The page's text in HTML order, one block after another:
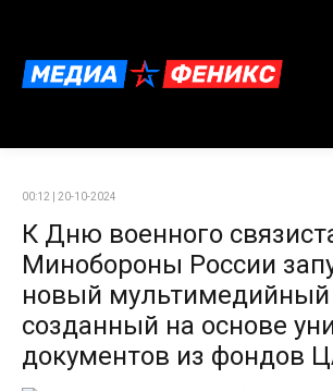
00:12 | 20-10-2024
К Дню военного
Минобороны России
новый мультимедийный
созданный на основе
документов из фондов